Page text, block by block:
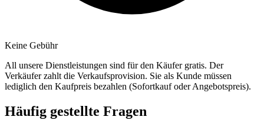
Keine Gebühr
All unsere Dienstleistungen sind für den Käufer gratis. Der
Verkäufer zahlt die Verkaufsprovision. Sie als Kunde müssen
lediglich den Kaufpreis bezahlen (Sofortkauf oder Angebotspreis).
Häufig gestellte Fragen